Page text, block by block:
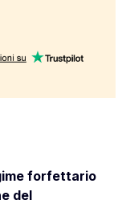
forfettario
del